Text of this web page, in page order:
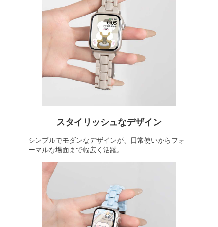
スタイリッシュなデザイン
シンプルでモダンなデザインが、日常使いからフォ
ーマルな場面まで幅広く活躍。